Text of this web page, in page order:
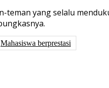
teman yang selalu
Mahasiswa berprestasi